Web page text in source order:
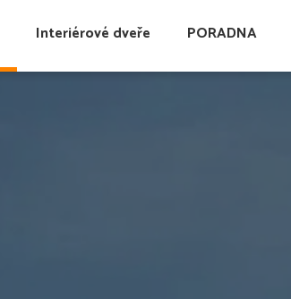
Interiérové dveře PORADNA